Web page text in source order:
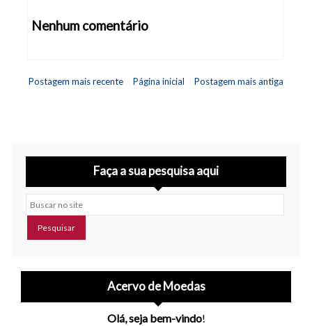
Nenhum comentário
Postagem mais recente Postagem mais antiga
Página inicial
Faça a sua pesquisa aqui
Buscar no site
Acervo de Moedas
Olá, seja bem-vindo!